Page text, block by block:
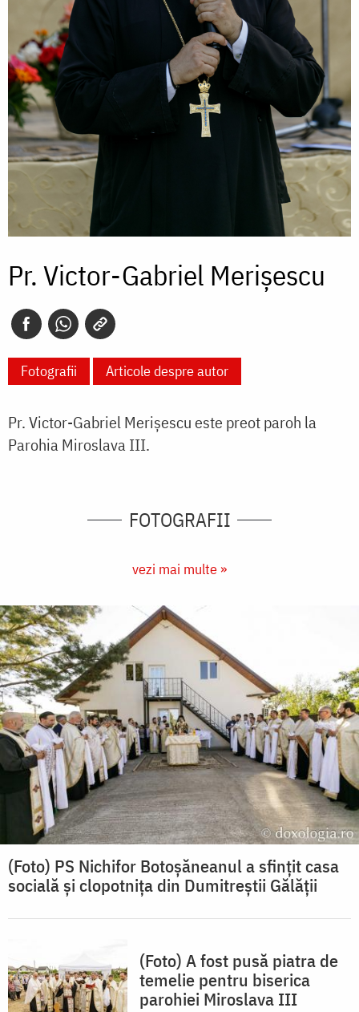
Pr. Victor-Gabriel Merișescu
Fotografii Articole despre autor
Pr. Victor-Gabriel Merișescu este preot paroh la
Parohia Miroslava III.
FOTOGRAFII
vezi mai multe »
(Foto) PS Nichifor Botoșăneanul a sfințit casa
socială și clopotnița din Dumitreștii Gălății
(Foto) A fost pusă piatra de
temelie pentru biserica
parohiei Miroslava III